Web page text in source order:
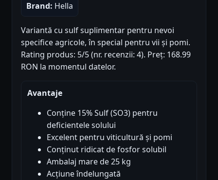
Brand: Hella
Variantă cu sulf suplimentar pentru nevoi
specifice agricole, în special pentru vii și pomi.
Rating produs: 5/5 (nr. recenzii: 4). Preț: 168.99
RON la momentul datelor.
Avantaje
Conține 15% Sulf (SO3) pentru
deficientele solului
Excelent pentru viticultură și pomi
Conținut ridicat de fosfor solubil
Ambalaj mare de 25 kg
Acțiune îndelungată